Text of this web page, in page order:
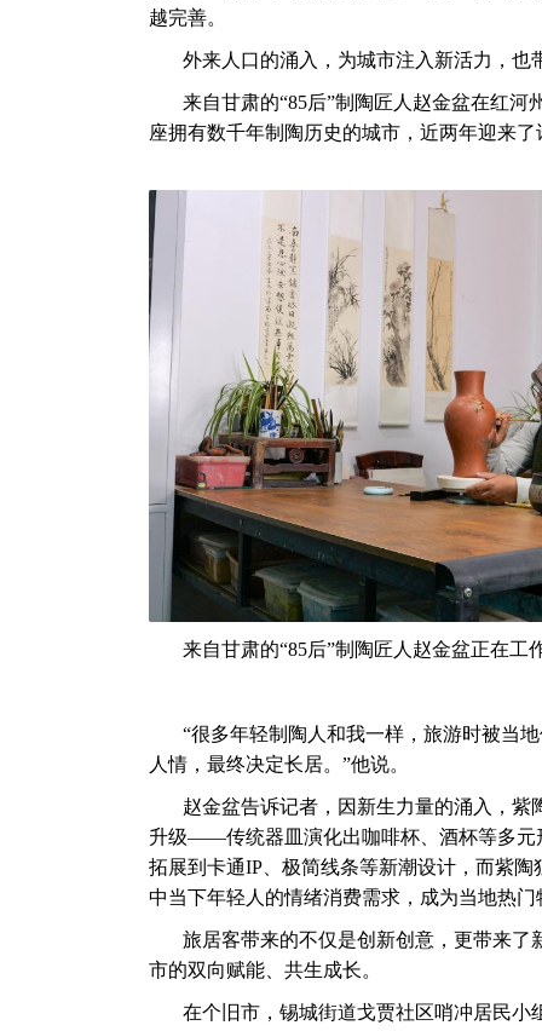
越完善。
外来人口的涌入，为城市注入新活力，也
来自甘肃的“85后”制陶匠人赵金盆在红
座拥有数千年制陶历史的城市，近两年迎来了
来自甘肃的“85后”制陶匠人赵金盆正在工
“很多年轻制陶人和我一样，旅游时被当
人情，最终决定长居。”他说。
赵金盆告诉记者，因新生力量的涌入，
升级——传统器皿演化出咖啡杯、酒杯等多元
拓展到卡通IP、极简线条等新潮设计，而紫
中当下年轻人的情绪消费需求，成为当地热门
旅居客带来的不仅是创新创意，更带来了
市的双向赋能、共生成长。
在个旧市，锡城街道戈贾社区哨冲居民小